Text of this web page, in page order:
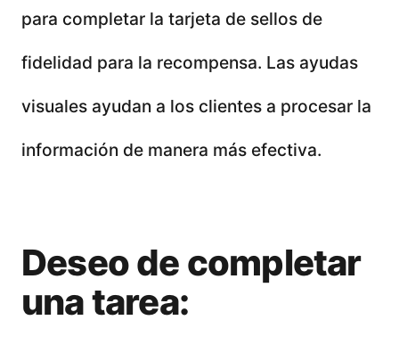
para completar la tarjeta de sellos de
fidelidad para la recompensa. Las ayudas
visuales ayudan a los clientes a procesar la
información de manera más efectiva.
Deseo de completar
una tarea: